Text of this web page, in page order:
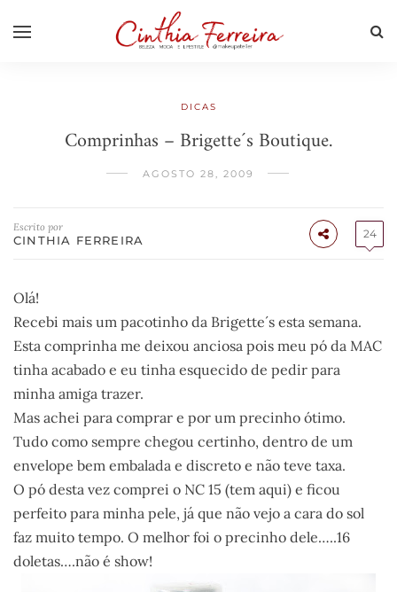
DICAS
Comprinhas – Brigette´s Boutique.
AGOSTO 28, 2009
Escrito por
CINTHIA FERREIRA 24
Olá!
Recebi mais um pacotinho da Brigette´s esta semana.
Esta comprinha me deixou anciosa pois meu pó da MAC
tinha acabado e eu tinha esquecido de pedir para
minha amiga trazer.
Mas achei para comprar e por um precinho ótimo.
Tudo como sempre chegou certinho, dentro de um
envelope bem embalada e discreto e não teve taxa.
O pó desta vez comprei o NC 15 (tem aqui) e ficou
perfeito para minha pele, já que não vejo a cara do sol
faz muito tempo. O melhor foi o precinho dele…..16
doletas….não é show!